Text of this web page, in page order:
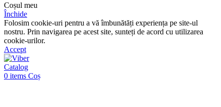
Coșul meu
Închide
Folosim cookie-uri pentru a vă îmbunătăți experiența pe site-ul
nostru. Prin navigarea pe acest site, sunteți de acord cu utilizarea
cookie-urilor.
Accept
Catalog
0 items Coș